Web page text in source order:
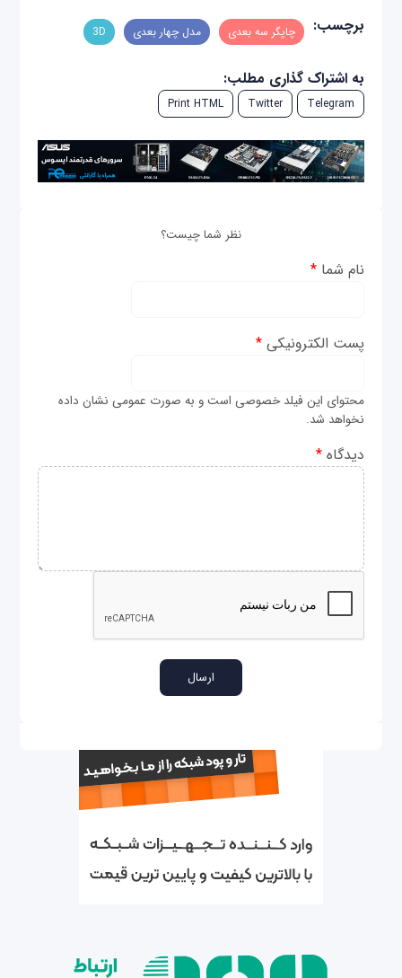
برچسب: چاپگر سه بعدی مدل چهار بعدی 3D
به اشتراک گذاری مطلب:
Telegram
Twitter
Print HTML
نظر شما چیست؟
نام شما*
پست الکترونیکی*
محتوای این فیلد خصوصی است و به صورت عمومی نشان داده
نخواهد شد.
دیدگاه*